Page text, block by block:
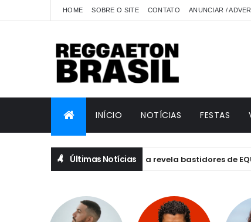
HOME SOBRE O SITE CONTATO ANUNCIAR /
INÍCIO NOTÍCIAS FESTAS
Últimas Notícias
ANITTA Anitta revela bastidores de